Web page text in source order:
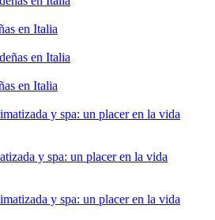
en Italia
en Italia
y spa: un placer en la vida